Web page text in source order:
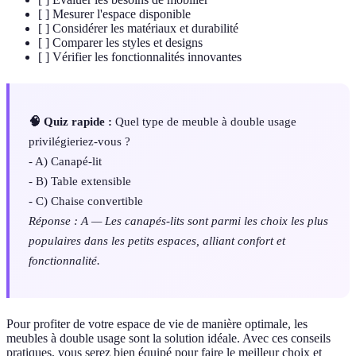
[ ] Mesurer l'espace disponible
[ ] Considérer les matériaux et durabilité
[ ] Comparer les styles et designs
[ ] Vérifier les fonctionnalités innovantes
🧠 Quiz rapide : Quel type de meuble à double usage
privilégieriez-vous ?
- A) Canapé-lit
- B) Table extensible
- C) Chaise convertible
Réponse : A — Les canapés-lits sont parmi les choix les plus
populaires dans les petits espaces, alliant confort et
fonctionnalité.
Pour profiter de votre espace de vie de manière optimale, les
meubles à double usage sont la solution idéale. Avec ces conseils
pratiques, vous serez bien équipé pour faire le meilleur choix et